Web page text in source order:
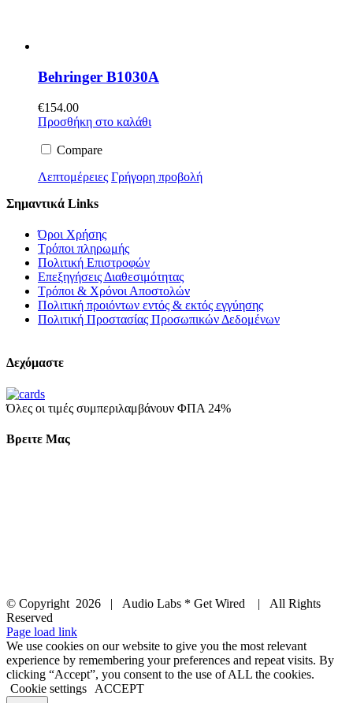
Behringer B1030A
€154.00
Προσθήκη στο καλάθι
Compare
Λεπτομέρειες Γρήγορη προβολή
Σημαντικά Links
Όροι Χρήσης
Τρόποι πληρωμής
Πολιτική Επιστροφών
Επεξηγήσεις Διαθεσιμότητας
Τρόποι & Χρόνοι Αποστολών
Πολιτική προιόντων εντός & εκτός εγγύησης
Πολιτική Προστασίας Προσωπικών Δεδομένων
Δεχόμαστε
Όλες οι τιμές συμπεριλαμβάνουν ΦΠΑ 24%
Βρειτε Μας
© Copyright 2026 | Audio Labs * Get Wired | All Rights
Reserved
Facebook
Instagram
YouTube
LinkedIn
X
Page load link
We use cookies on our website to give you the most relevant
experience by remembering your preferences and repeat visits. By
clicking “Accept”, you consent to the use of ALL the cookies.
Cookie settings
ACCEPT